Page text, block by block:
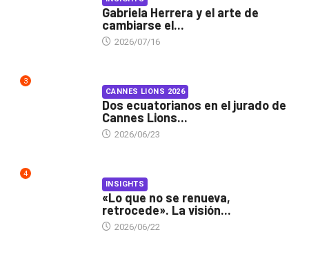
Gabriela Herrera y el arte de
cambiarse el...
2026/07/16
3
CANNES LIONS 2026
Dos ecuatorianos en el jurado de
Cannes Lions...
2026/06/23
4
INSIGHTS
«Lo que no se renueva,
retrocede». La visión...
2026/06/22